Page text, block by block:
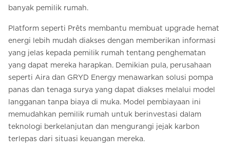
banyak pemilik rumah.
Platform seperti Prêts membantu membuat upgrade hemat
energi lebih mudah diakses dengan memberikan informasi
yang jelas kepada pemilik rumah tentang penghematan
yang dapat mereka harapkan. Demikian pula, perusahaan
seperti Aira dan GRYD Energy menawarkan solusi pompa
panas dan tenaga surya yang dapat diakses melalui model
langganan tanpa biaya di muka. Model pembiayaan ini
memudahkan pemilik rumah untuk berinvestasi dalam
teknologi berkelanjutan dan mengurangi jejak karbon
terlepas dari situasi keuangan mereka.